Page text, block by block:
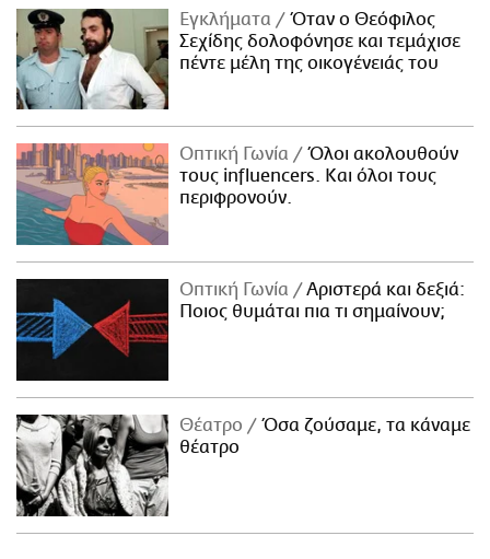
Εγκλήματα
Όταν ο Θεόφιλος
Σεχίδης δολοφόνησε και τεμάχισε
πέντε μέλη της οικογένειάς του
Οπτική Γωνία
Όλοι ακολουθούν
τους influencers. Και όλοι τους
περιφρονούν.
Οπτική Γωνία
Αριστερά και δεξιά:
Ποιος θυμάται πια τι σημαίνουν;
Θέατρο
Όσα ζούσαμε, τα κάναμε
θέατρο